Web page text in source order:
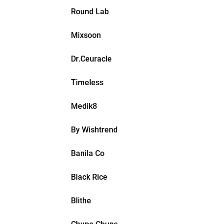
Round Lab
Mixsoon
Dr.Ceuracle
Timeless
Medik8
By Wishtrend
Banila Co
Black Rice
Blithe